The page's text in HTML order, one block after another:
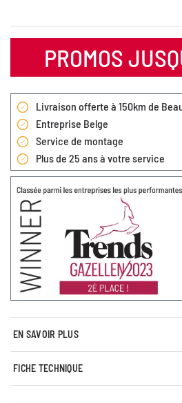
PROMOS
Livraison offerte à 150km de
Entreprise Belge
Service de montage
Plus de 25 ans à votre service
EN SAVOIR PLUS
FICHE TECHNIQUE